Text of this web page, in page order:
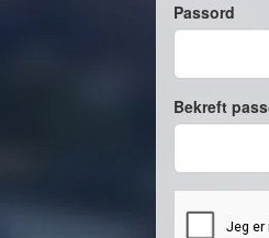
Passord
Bekreft